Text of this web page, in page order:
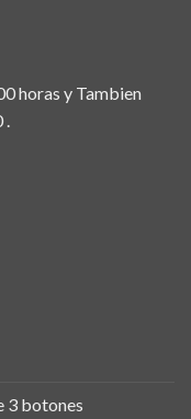
horas y Tambien
.
3 botones